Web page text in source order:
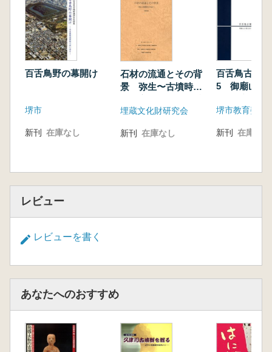
櫃山古墳 長持山古墳 土師の里8号墳 軽里4
号墳 Ⅲ 峯ヶ塚古墳
黒姫山古墳(百舌′鳥と古市古墳群の間に位置す
る古墳)
百舌鳥と古市の古墳群を造営した集落
土師の里遺跡 土師遺跡
第3章 百舌鳥と古市の古墳群造営を支えた「陶
邑」
TK(高蔵寺地区)73号窯跡・85-1号窯跡・87号
窯跡
第4章 百舌鳥と古市の巨大陵墓の埴輪
応神陵古墳の埴輪
善右二門山古墳 御廟山古墳(百舌鳥陵墓参考
墳
鉄製武器で満ちたアリ山古墳
1 古市古墳群の構成
百舌鳥野の幕開け
堺市
新刊 在庫なし
石材の流通とその背
景 弥生〜古墳時代
集
埋蔵文化財研究会
新刊 在庫なし
百舌鳥古墳
5 御廟山古
堺市教育委員
新刊 在庫なし
レビュー
レビューを書く
あなたへのおすすめ